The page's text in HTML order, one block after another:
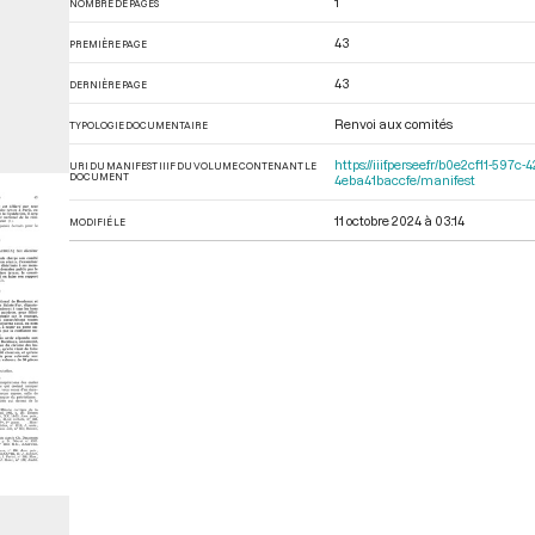
NOMBRE DE PAGES
PREMIÈRE PAGE 43
DERNIÈRE PAGE 43
TYPOLOGIE DOCUMENTAIRE Renvoi aux comités
URI DU MANIFEST IIIF DU VOLUME CONTENANT LE
DOCUMENT
https://iiif.persee.fr/b0e2cf11-
4eba41baccfe/manifest
MODIFIÉ LE 11 octobre 2024 à 03:14